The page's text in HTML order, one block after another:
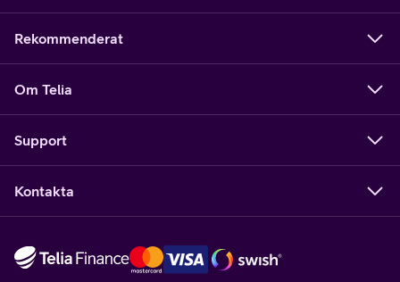
Rekommenderat
Om Telia
Support
Kontakta